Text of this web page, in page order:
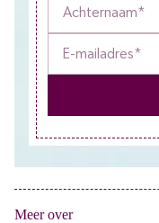
Meer over